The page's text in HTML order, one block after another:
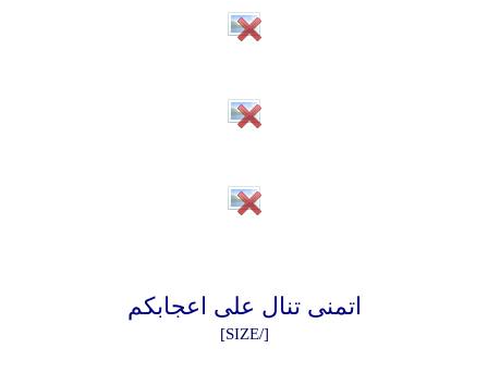
اتمنى تنال على اعجابكم
[/SIZE]​